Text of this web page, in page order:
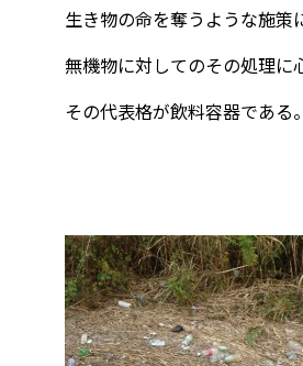
生き物の命を奪うような施策
無機物に対してのその処理に
その代表格が飲料容器である。